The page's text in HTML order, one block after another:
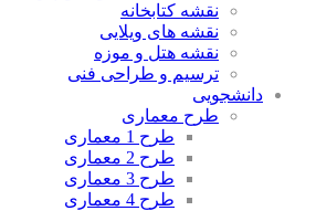
نقشه کتابخانه
نقشه های ویلایی
نقشه هتل و موزه
ترسیم و طراحی فنی
دانشجویی
طرح معماری
طرح 1 معماری
طرح 2 معماری
طرح 3 معماری
طرح 4 معماری